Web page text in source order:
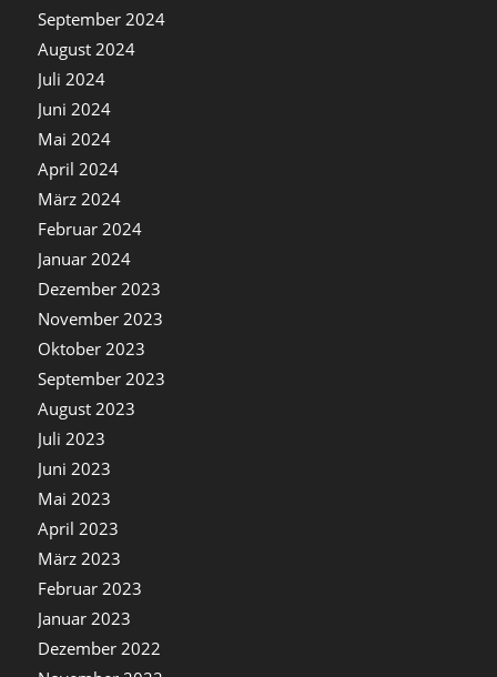
September 2024
August 2024
Juli 2024
Juni 2024
Mai 2024
April 2024
März 2024
Februar 2024
Januar 2024
Dezember 2023
November 2023
Oktober 2023
September 2023
August 2023
Juli 2023
Juni 2023
Mai 2023
April 2023
März 2023
Februar 2023
Januar 2023
Dezember 2022